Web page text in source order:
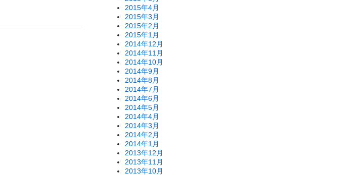
2015年4月
2015年3月
2015年2月
2015年1月
2014年12月
2014年11月
2014年10月
2014年9月
2014年8月
2014年7月
2014年6月
2014年5月
2014年4月
2014年3月
2014年2月
2014年1月
2013年12月
2013年11月
2013年10月